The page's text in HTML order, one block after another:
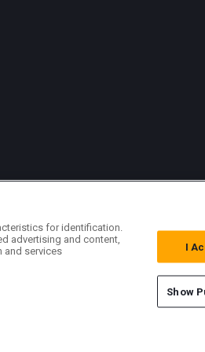
for identification.
advertising and content,
and services
I
Show